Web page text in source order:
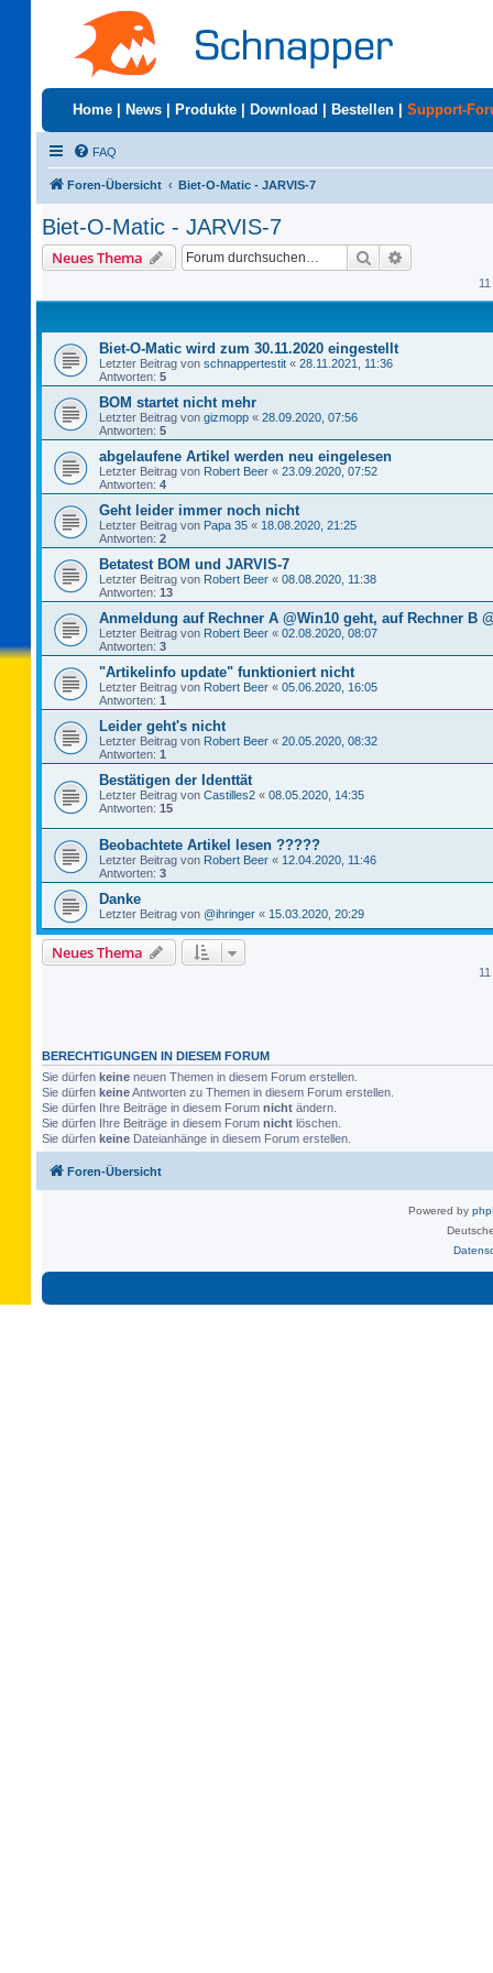
Home News Produkte Download Bestellen Support-
FAQ
Foren-Übersicht Biet-O-Matic - JARVIS-7
Biet-O-Matic - JARVIS-7
Neues Thema Suche
Biet-O-Matic wird zum 30.11.2020 eingestellt
Letzter Beitrag von schnappertestit « 28.11.2021, 11:36
Antworten: 5
BOM startet nicht mehr
Letzter Beitrag von gizmopp « 28.09.2020, 07:56
Antworten: 5
abgelaufene Artikel werden neu eingelesen
Letzter Beitrag von Robert Beer « 23.09.2020, 07:52
Antworten: 4
Geht leider immer noch nicht
Letzter Beitrag von Papa 35 « 18.08.2020, 21:25
Antworten: 2
Betatest BOM und JARVIS-7
Letzter Beitrag von Robert Beer « 08.08.2020, 11:38
Antworten: 13
Anmeldung auf Rechner A @Win10 geht, auf Rechner B
Letzter Beitrag von Robert Beer « 02.08.2020, 08:07
Antworten: 3
"Artikelinfo update" funktioniert nicht
Letzter Beitrag von Robert Beer « 05.06.2020, 16:05
Antworten: 1
Leider geht's nicht
Letzter Beitrag von Robert Beer « 20.05.2020, 08:32
Antworten: 1
Bestätigen der Identtät
Letzter Beitrag von Castilles2 « 08.05.2020, 14:35
Antworten: 15
Beobachtete Artikel lesen ?????
Letzter Beitrag von Robert Beer « 12.04.2020, 11:46
Antworten: 3
Danke
Letzter Beitrag von @ihringer « 15.03.2020, 20:29
Neues Thema
BERECHTIGUNGEN IN DIESEM FORUM
Sie dürfen keine neuen Themen in diesem Forum erstellen.
Sie dürfen keineAntworten zu Themen in diesem Forum erstellen.
Sie dürfen Ihre Beiträge in diesem Forum nicht ändern.
Sie dürfen Ihre Beiträge in diesem Forum nicht löschen.
Sie dürfen keine Dateianhänge in diesem Forum erstellen.
Foren-Übersicht
Powered by